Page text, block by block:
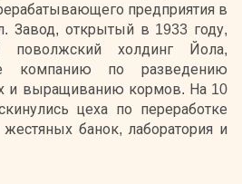
предприятия в
Завод, открытый в 1933 году,
холдинг Йола,
компанию по разведению
и выращиванию кормов. На 10
цеха по переработке
банок, лаборатория и
Мясокомбинат имеет